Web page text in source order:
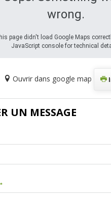
wrong.
page didn't load Google Maps
JavaScript console for technical
Ouvrir dans google map
UN MESSAGE
*